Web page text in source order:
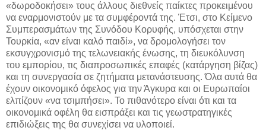
«δωροδοκήσει» τους άλλους διεθνείς παίκτες προκειμένου
να εναρμονιστούν με τα συμφέροντά της. Έτσι, στο Κείμενο
Συμπερασμάτων της Συνόδου Κορυφής, υπόσχεται στην
Τουρκία, «αν είναι καλό παιδί», να δρομολογήσει τον
εκσυγχρονισμό της τελωνειακής ένωσης, τη διευκόλυνση
του εμπορίου, τις διαπροσωπικές επαφές (κατάργηση βίζας)
και τη συνεργασία σε ζητήματα μετανάστευσης. Όλα αυτά θα
έχουν οικονομικό όφελος για την Άγκυρα και οι Ευρωπαίοι
ελπίζουν «να τσιμπήσει». Το πιθανότερο είναι ότι και τα
οικονομικά οφέλη θα εισπράξει και τις γεωστρατηγικές
επιδιώξεις της θα συνεχίσει να υλοποιεί.